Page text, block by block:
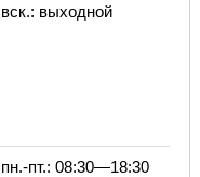
вск.: выходной
пн.-пт.: 08:30—18:30